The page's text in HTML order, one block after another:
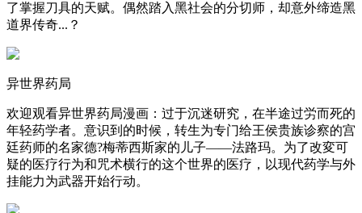
了掌握刀具的天赋。偶然踏入黑社会的分切师，却意外缔造黑
道界传奇...？
异世界药局
欢迎观看异世界药局漫画：过于沉迷研究，在半途过労而死的
年轻药学者。意识到的时候，转生为专门给王侯贵族诊察的宫
廷药师的名家德?梅蒂西斯家的儿子——法路玛。为了改変可
疑的医疗行为和咒术横行的这个世界的医疗，以现代药学与外
挂能力为武器开始行动。